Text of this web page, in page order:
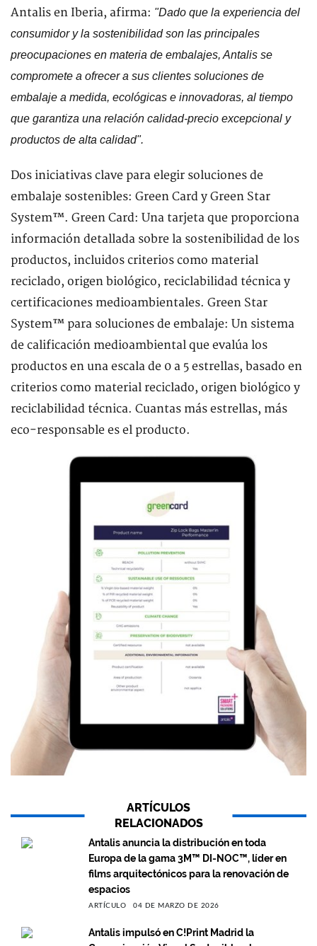
Antalis en Iberia, afirma: "Dado que la experiencia del
consumidor y la sostenibilidad son las principales
preocupaciones en materia de embalajes, Antalis se
compromete a ofrecer a sus clientes soluciones de
embalaje a medida, ecológicas e innovadoras, al tiempo
que garantiza una relación calidad-precio excepcional y
productos de alta calidad".
Dos iniciativas clave para elegir soluciones de
embalaje sostenibles: Green Card y Green Star
System™. Green Card: Una tarjeta que proporciona
información detallada sobre la sostenibilidad de los
productos, incluidos criterios como material
reciclado, origen biológico, reciclabilidad técnica y
certificaciones medioambientales. Green Star
System™ para soluciones de embalaje: Un sistema
de calificación medioambiental que evalúa los
productos en una escala de 0 a 5 estrellas, basado en
criterios como material reciclado, origen biológico y
reciclabilidad técnica. Cuantas más estrellas, más
eco-responsable es el producto.
ARTÍCULOS
RELACIONADOS
Antalis anuncia la distribución en toda
Europa de la gama 3M™ DI-NOC™, líder en
films arquitectónicos para la renovación de
espacios
ARTÍCULO 04 DE MARZO DE 2026
Antalis impulsó en C!Print Madrid la